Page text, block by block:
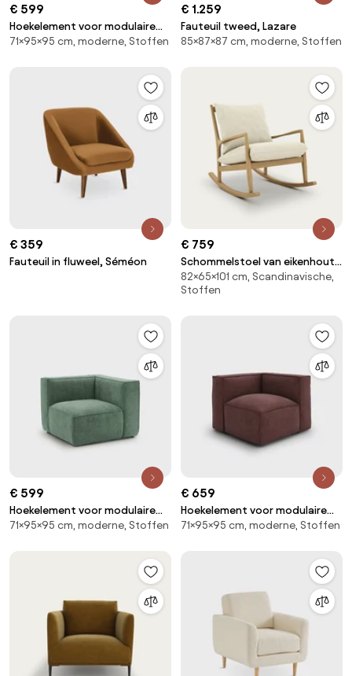
€ 599
Hoekelement voor modulaire
bank, in ribfluweel, Seven
71×95×95 cm, moderne, Stoffen
€ 1.259
Fauteuil tweed, Lazare
85×87×87 cm, moderne, Stoffen
€ 359
Fauteuil in fluweel, Séméon
€ 759
Schommelstoel van eikenhout,
fineer en linnen, Dilma
82×65×101 cm, Scandinavische,
Stoffen
€ 599
Hoekelement voor modulaire
bank, in fluweel met structuur,
71×95×95 cm, moderne, Stoffen
€ 659
Hoekelement voor modulaire
bank, in structuurstof, Seven
71×95×95 cm, moderne, Stoffen